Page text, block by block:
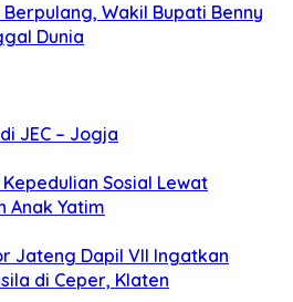
Wakil Bupati Benny
Dunia
JEC – Jogja
Sosial Lewat
Anak Yatim
Jateng Dapil VII Ingatkan
di Ceper, Klaten